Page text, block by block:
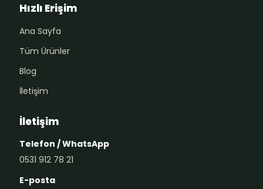
Hızlı Erişim
Ana Sayfa
Tüm Ürünler
Blog
İletişim
İletişim
Telefon / WhatsApp
0531 912 78 21
E-posta